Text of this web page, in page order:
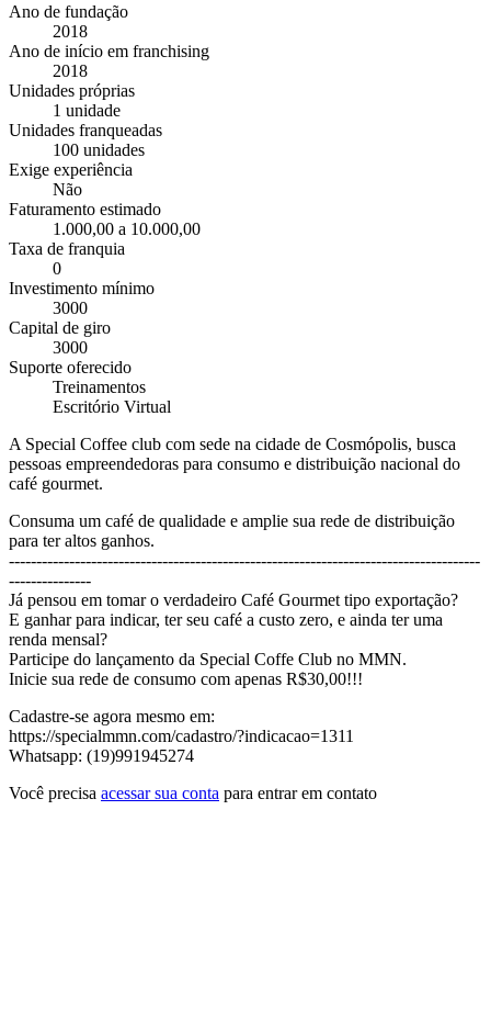
Ano de fundação
2018
Ano de início em franchising
2018
Unidades próprias
1 unidade
Unidades franqueadas
100 unidades
Exige experiência
Não
Faturamento estimado
1.000,00 a 10.000,00
Taxa de franquia
0
Investimento mínimo
3000
Capital de giro
3000
Suporte oferecido
Treinamentos
Escritório Virtual
A Special Coffee club com sede na cidade de Cosmópolis, busca
pessoas empreendedoras para consumo e distribuição nacional do
café gourmet.
Consuma um café de qualidade e amplie sua rede de distribuição
para ter altos ganhos.
--------------------------------------------------------------------------------------
---------------
Já pensou em tomar o verdadeiro Café Gourmet tipo exportação?
E ganhar para indicar, ter seu café a custo zero, e ainda ter uma
renda mensal?
Participe do lançamento da Special Coffe Club no MMN.
Inicie sua rede de consumo com apenas R$30,00!!!
Cadastre-se agora mesmo em:
https://specialmmn.com/cadastro/?indicacao=1311
Whatsapp: (19)991945274
Você precisa acessar sua conta para entrar em contato